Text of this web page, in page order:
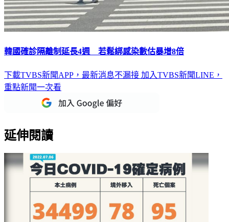
韓國確診隔離制延長4週 若鬆綁感染數估暴增8倍
下載TVBS新聞APP，最新消息不漏接 加入TVBS新聞LINE，
重點新聞一次看
延伸閱讀